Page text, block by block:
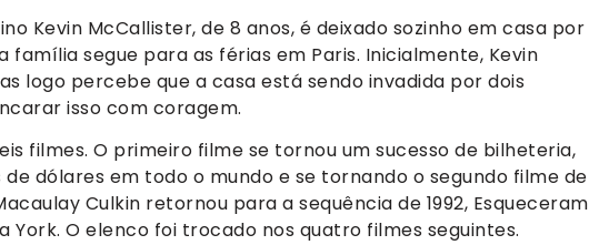
Kevin McCallister, de 8 anos, é deixado sozinho em casa por
família segue para as férias em Paris. Inicialmente, Kevin
logo percebe que a casa está sendo invadida por dois
isso com coragem.
filmes. O primeiro filme se tornou um sucesso de bilheteria,
dólares em todo o mundo e se tornando o segundo filme de
Culkin retornou para a sequência de 1992, Esqueceram
York. O elenco foi trocado nos quatro filmes seguintes.